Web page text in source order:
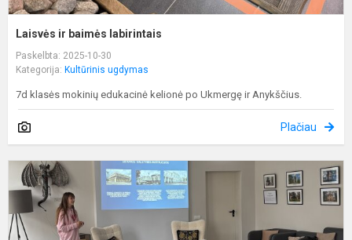
Laisvės ir baimės labirintais
Paskelbta: 2025-10-30
Kategorija: Kultūrinis ugdymas
7d klasės mokinių edukacinė kelionė po Ukmergę ir Anykščius.
Plačiau